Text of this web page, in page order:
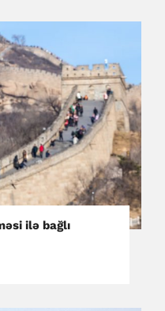
ilə bağlı